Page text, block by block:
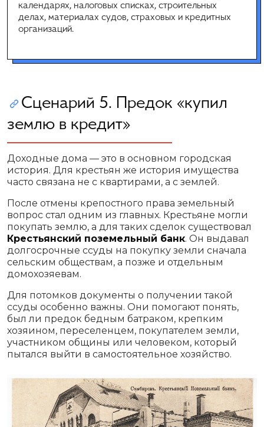
календарях, налоговых списках, строительных
делах, материалах судов, страховых и кредитных
организаций.
Сценарий 5. Предок «купил
землю в кредит»
Доходные дома — это в основном городская
история. Для крестьян же история имущества
часто связана не с квартирами, а с землей.
После отмены крепостного права земельный
вопрос стал одним из главных. Крестьяне могли
покупать землю, а для таких сделок существовал
Крестьянский поземельный банк. Он выдавал
долгосрочные ссуды на покупку земли сначала
сельским обществам, а позже и отдельным
домохозяевам.
Для потомков документы о получении такой
ссуды особенно важны. Они помогают понять,
был ли предок бедным батраком, крепким
хозяином, переселенцем, покупателем земли,
участником общины или человеком, который
пытался выйти в самостоятельное хозяйство.